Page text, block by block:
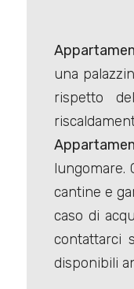
una
rispetto
lungomare.
cantine e
caso di
contattarci
disponibili
Totale
Locali